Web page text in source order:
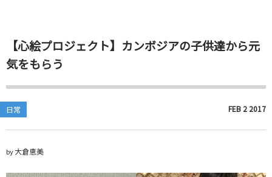
【心絵プロジェクト】カンボジアの子供達から元
気をもらう
日常 FEB 2 2017
by大倉恵美